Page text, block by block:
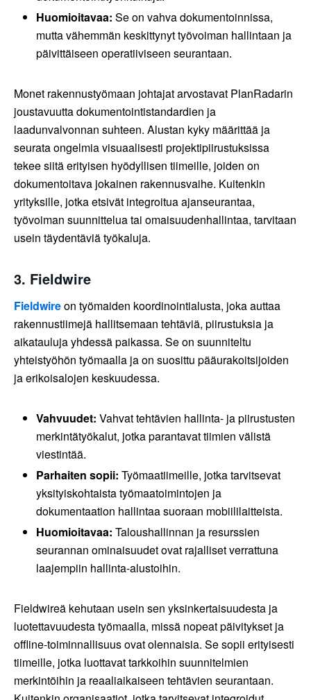
Huomioitavaa: Se on vahva dokumentoinnissa,
mutta vähemmän keskittynyt työvoiman hallintaan ja
päivittäiseen operatiiviseen seurantaan.
Monet rakennustyömaan johtajat arvostavat PlanRadarin
joustavuutta dokumentointistandardien ja
laadunvalvonnan suhteen. Alustan kyky määrittää ja
seurata ongelmia visuaalisesti projektipiirustuksissa
tekee siitä erityisen hyödyllisen tiimeille, joiden on
dokumentoitava jokainen rakennusvaihe. Kuitenkin
yrityksille, jotka etsivät integroitua ajanseurantaa,
työvoiman suunnittelua tai omaisuudenhallintaa, tarvitaan
usein täydentäviä työkaluja.
3. Fieldwire
Fieldwireon työmaiden koordinointialusta, joka auttaa
rakennustiimejä hallitsemaan tehtäviä, piirustuksia ja
aikatauluja yhdessä paikassa. Se on suunniteltu
yhteistyöhön työmaalla ja on suosittu pääurakoitsijoiden
ja erikoisalojen keskuudessa.
Vahvuudet: Vahvat tehtävien hallinta- ja piirustusten
merkintätyökalut, jotka parantavat tiimien välistä
viestintää.
Parhaiten sopii: Työmaatiimeille, jotka tarvitsevat
yksityiskohtaista työmaatoimintojen ja
dokumentaation hallintaa suoraan mobiililaitteista.
Huomioitavaa: Taloushallinnan ja resurssien
seurannan ominaisuudet ovat rajalliset verrattuna
laajempiin hallinta-alustoihin.
Fieldwireä kehutaan usein sen yksinkertaisuudesta ja
luotettavuudesta työmaalla, missä nopeat päivitykset ja
offline-toiminnallisuus ovat olennaisia. Se sopii erityisesti
tiimeille, jotka luottavat tarkkoihin suunnitelmien
merkintöihin ja reaaliaikaiseen tehtävien seurantaan.